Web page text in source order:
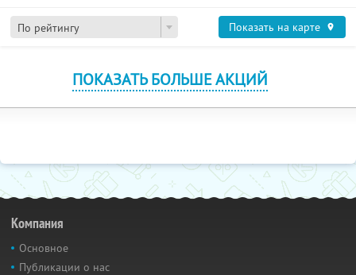
По рейтингу Показать на карте
ПОКАЗАТЬ БОЛЬШЕ АКЦИЙ
Компания
Основное
Публикации о нас